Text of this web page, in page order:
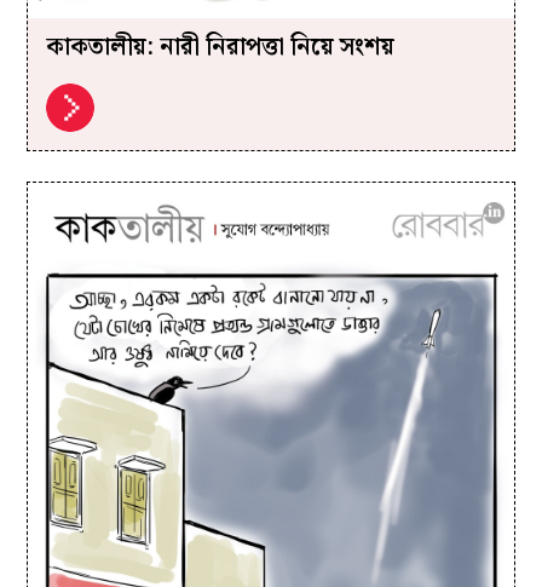
কাকতালীয়: নারী নিরাপত্তা নিয়ে সংশয়